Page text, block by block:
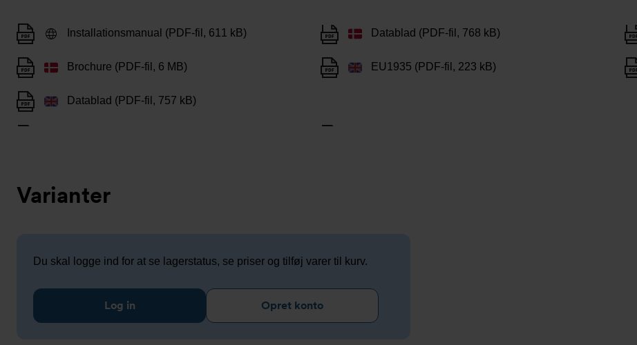
Installationsmanual (PDF-fil, 611 kB)
Brochure (PDF-fil, 6 MB)
Datablad (PDF-fil, 757 kB)
Datablad (PDF-fil, 768 kB)
EU1935 (PDF-fil, 223 kB)
Varianter
Du skal logge ind for at se lagerstatus, se priser og tilføj varer til kurv.
Log in Opret konto